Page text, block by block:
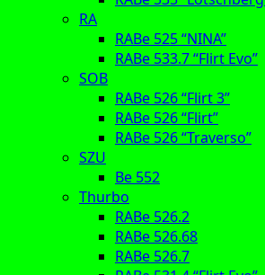
RA
RABe 525 “NINA”
RABe 533.7 “Flirt Evo”
SOB
RABe 526 “Flirt 3”
RABe 526 “Flirt”
RABe 526 “Traverso”
SZU
Be 552
Thurbo
RABe 526.2
RABe 526.68
RABe 526.7